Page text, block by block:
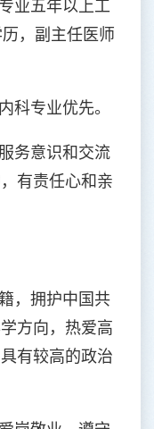
业五年以上工
，副主任医师
科专业优先。
务意识和交流
有责任心和亲
，拥护中国共
方向，热爱高
有较高的政治